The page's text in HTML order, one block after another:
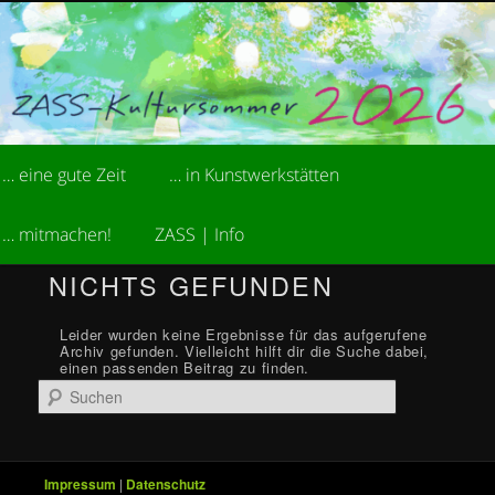
Zum
primären
Inhalt
springen
Zum
sekundären
Inhalt
springenZASS-Kultursommer
kreative Sommerakademie der Stiftung ZASS
… eine gute Zeit … in Kunstwerkstätten
… mitmachen! ZASS | Info
NICHTS GEFUNDEN
Leider wurden keine Ergebnisse für das aufgerufene
Archiv gefunden. Vielleicht hilft dir die Suche dabei,
einen passenden Beitrag zu finden.
Suchen
Impressum | Datenschutz